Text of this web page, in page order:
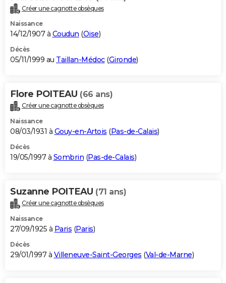
Créer une cagnotte obsèques
Naissance
14/12/1907 à Coudun (Oise)
Décès
05/11/1999 au Taillan-Médoc(Gironde)
Flore POITEAU (66 ans)
Créer une cagnotte obsèques
Naissance
08/03/1931 à Gouy-en-Artois (Pas-de-Calais)
Décès
19/05/1997 à Sombrin (Pas-de-Calais)
Suzanne POITEAU (71 ans)
Créer une cagnotte obsèques
Naissance
27/09/1925 à Paris (Paris)
Décès
29/01/1997 à Villeneuve-Saint-Georges (Val-de-Marne)